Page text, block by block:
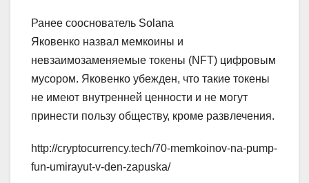
Ранее сооснователь Solana
Яковенко назвал мемкоины и
невзаимозаменяемые токены (NFT) цифровым
мусором. Яковенко убежден, что такие токены
не имеют внутренней ценности и не могут
принести пользу обществу, кроме развлечения.
http://cryptocurrency.tech/70-memkoinov-na-pump-
fun-umirayut-v-den-zapuska/